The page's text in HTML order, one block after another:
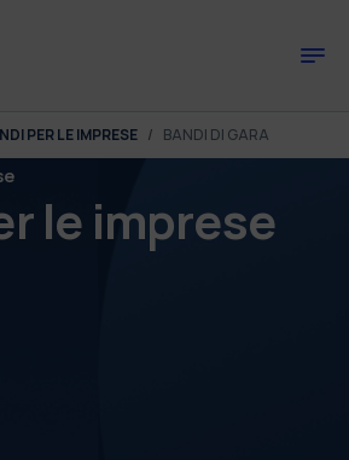
PER LE IMPRESE BANDI DI GARA
le imprese